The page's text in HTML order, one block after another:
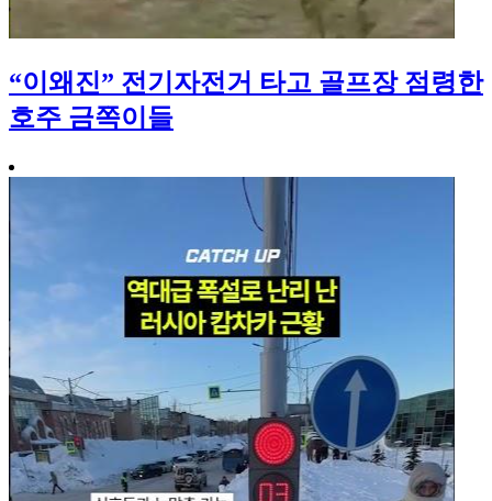
“이왜진” 전기자전거 타고 골프장 점령한
호주 금쪽이들